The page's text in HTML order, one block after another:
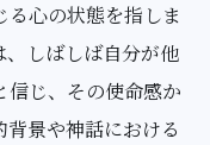
心の状態を指しま
しばしば自分が他
信じ、その使命感か
景や神話における